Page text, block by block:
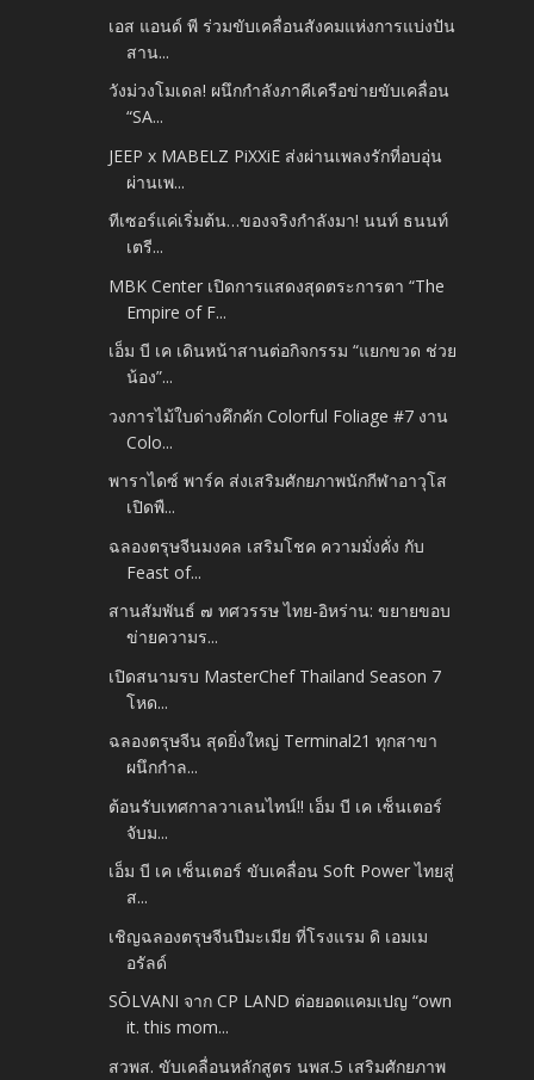
เอส แอนด์ พี ร่วมขับเคลื่อนสังคมแห่งการแบ่งปัน
สาน...
วังม่วงโมเดล! ผนึกกำลังภาคีเครือข่ายขับเคลื่อน
“SA...
JEEP x MABELZ PiXXiE ส่งผ่านเพลงรักที่อบอุ่น
ผ่านเพ...
ทีเซอร์แค่เริ่มต้น…ของจริงกำลังมา! นนท์ ธนนท์
เตรี...
MBK Center เปิดการแสดงสุดตระการตา “The
Empire of F...
เอ็ม บี เค เดินหน้าสานต่อกิจกรรม “แยกขวด ช่วย
น้อง”...
วงการไม้ใบด่างคึกคัก Colorful Foliage #7 งาน
Colo...
พาราไดซ์ พาร์ค ส่งเสริมศักยภาพนักกีฬาอาวุโส
เปิดพื...
ฉลองตรุษจีนมงคล เสริมโชค ความมั่งคั่ง กับ
Feast of...
สานสัมพันธ์ ๗ ทศวรรษ ไทย-อิหร่าน: ขยายขอบ
ข่ายความร...
เปิดสนามรบ MasterChef Thailand Season 7
โหด...
ฉลองตรุษจีน สุดยิ่งใหญ่ Terminal21 ทุกสาขา
ผนึกกำล...
ต้อนรับเทศกาลวาเลนไทน์!! เอ็ม บี เค เซ็นเตอร์
จับม...
เอ็ม บี เค เซ็นเตอร์ ขับเคลื่อน Soft Power ไทยสู่
ส...
เชิญฉลองตรุษจีนปีมะเมีย ที่โรงแรม ดิ เอมเม
อรัลด์
SŌLVANI จาก CP LAND ต่อยอดแคมเปญ “own
it. this mom...
สวพส. ขับเคลื่อนหลักสูตร นพส.5 เสริมศักยภาพ